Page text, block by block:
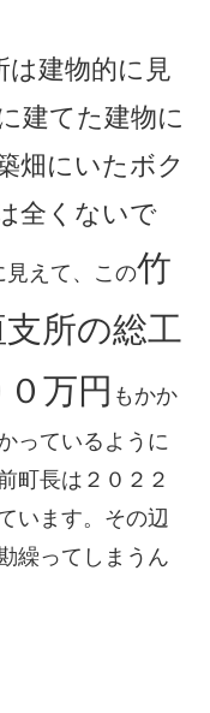
は建物的に見
建てた建物に
畑にいたボク
全くないで
見えて、この竹
所の総工
万円 もかか
っているように
町長は２０２２
います。その辺
繰ってしまうん